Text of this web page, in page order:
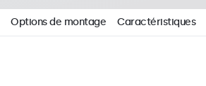
Options de montage Caractéristiques